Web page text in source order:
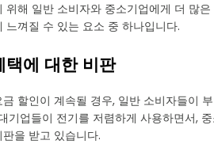
위해 일반 소비자와 중소기업에게 더 많
느껴질 수 있는 요소 중 하나입니다.
택에 대한 비판
할인이 계속될 경우, 일반 소비자들이
기업들이 전기를 저렴하게 사용하면서,
을 받고 있습니다.